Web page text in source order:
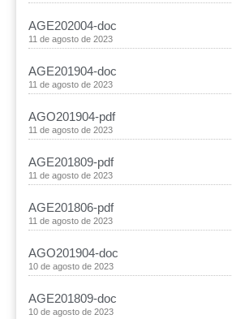
AGE202004-doc
11 de agosto de 2023
AGE201904-doc
11 de agosto de 2023
AGO201904-pdf
11 de agosto de 2023
AGE201809-pdf
11 de agosto de 2023
AGE201806-pdf
11 de agosto de 2023
AGO201904-doc
10 de agosto de 2023
AGE201809-doc
10 de agosto de 2023